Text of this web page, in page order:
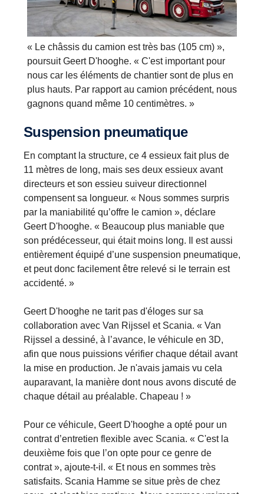
« Le châssis du camion est très bas (105 cm) »,
poursuit Geert D'hooghe. « C'est important pour
nous car les éléments de chantier sont de plus en
plus hauts. Par rapport au camion précédent, nous
gagnons quand même 10 centimètres. »
Suspension pneumatique
En comptant la structure, ce 4 essieux fait plus de
11 mètres de long, mais ses deux essieux avant
directeurs et son essieu suiveur directionnel
compensent sa longueur. « Nous sommes surpris
par la maniabilité qu’offre le camion », déclare
Geert D'hooghe. « Beaucoup plus maniable que
son prédécesseur, qui était moins long. Il est aussi
entièrement équipé d’une suspension pneumatique,
et peut donc facilement être relevé si le terrain est
accidenté. »
Geert D'hooghe ne tarit pas d'éloges sur sa
collaboration avec Van Rijssel et Scania. « Van
Rijssel a dessiné, à l’avance, le véhicule en 3D,
afin que nous puissions vérifier chaque détail avant
la mise en production. Je n'avais jamais vu cela
auparavant, la manière dont nous avons discuté de
chaque détail au préalable. Chapeau ! »
Pour ce véhicule, Geert D'hooghe a opté pour un
contrat d’entretien flexible avec Scania. « C'est la
deuxième fois que l’on opte pour ce genre de
contrat », ajoute-t-il. « Et nous en sommes très
satisfaits. Scania Hamme se situe près de chez